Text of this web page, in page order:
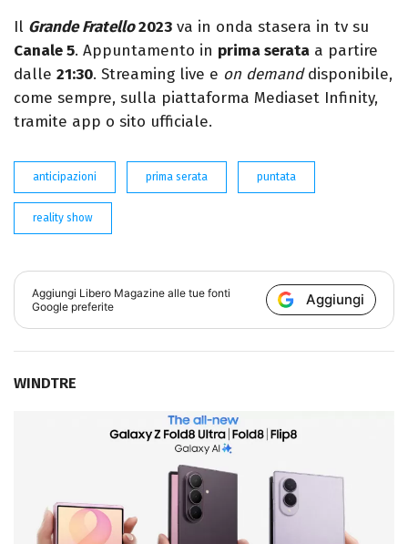
Il Grande Fratello2023 va in onda stasera in tv su
Canale 5. Appuntamento in prima serata a partire
dalle 21:30. Streaming live e on demanddisponibile,
come sempre, sulla piattaforma Mediaset Infinity,
tramite app o sito ufficiale.
anticipazioni prima serata puntata
reality show
Aggiungi Libero Magazine alle tue fonti
Google preferite
Aggiungi
WINDTRE